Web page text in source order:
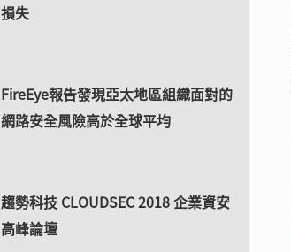
損失
FireEye報告發現亞太地區組織面對的
網路安全風險高於全球平均
趨勢科技 CLOUDSEC 2018 企業資安
高峰論壇